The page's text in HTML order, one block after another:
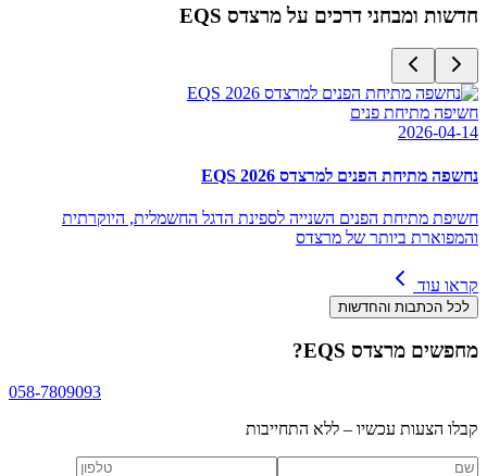
חדשות ומבחני דרכים עלמרצדס EQS
חשיפה מתיחת פנים
2026-04-14
נחשפה מתיחת הפנים למרצדס EQS 2026
חשיפת מתיחת הפנים השנייה לספינת הדגל החשמלית, היוקרתית
והמפוארת ביותר של מרצדס
קראו עוד
לכל הכתבות והחדשות
מחפשים מרצדס EQS ?
058-7809093
קבלו הצעות עכשיו – ללא התחייבות